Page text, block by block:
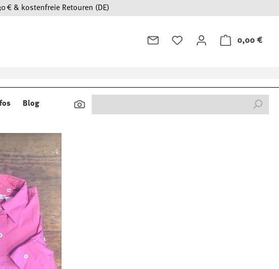
€ & kostenfreie Retouren (DE)
0,00 €
Blog